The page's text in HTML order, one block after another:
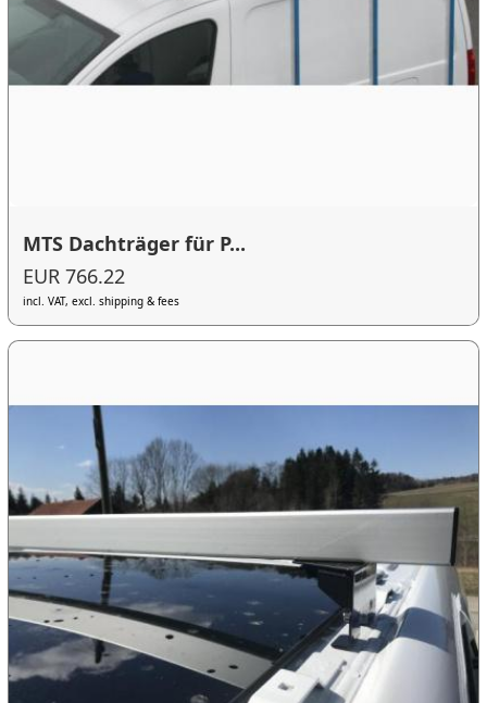
MTS Dachträger für P...
EUR 766.22
incl. VAT, excl. shipping & fees